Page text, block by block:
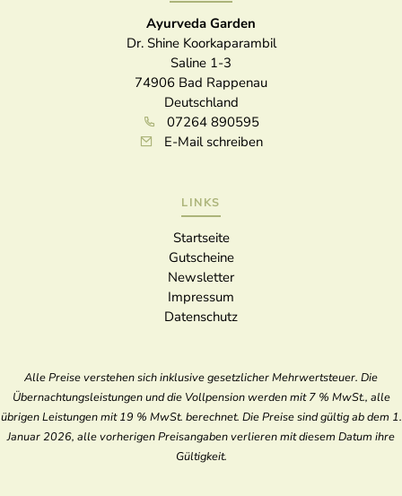
Ayurveda Garden
Dr. Shine Koorkaparambil
Saline 1-3
74906 Bad Rappenau
Deutschland
07264 890595
E-Mail schreiben
LINKS
Startseite
Gutscheine
Newsletter
Impressum
Datenschutz
Alle Preise verstehen sich inklusive gesetzlicher Mehrwertsteuer. Die
Übernachtungsleistungen und die Vollpension werden mit 7 % MwSt., alle
übrigen Leistungen mit 19 % MwSt. berechnet. Die Preise sind gültig ab dem 1.
Januar 2026, alle vorherigen Preisangaben verlieren mit diesem Datum ihre
Gültigkeit.